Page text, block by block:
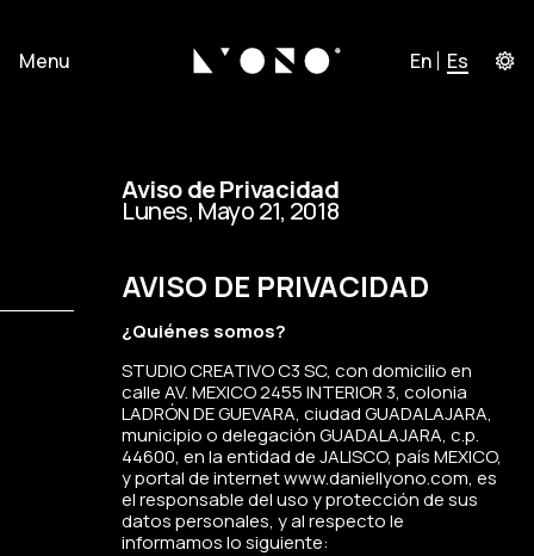
Menu En Es
Aviso de Privacidad
Lunes, Mayo 21, 2018
AVISO DE PRIVACIDAD
¿Quiénes somos?
STUDIO CREATIVO C3 SC, con domicilio en
calle AV. MEXICO 2455 INTERIOR 3, colonia
LADRÓN DE GUEVARA, ciudad GUADALAJARA,
municipio o delegación GUADALAJARA, c.p.
44600, en la entidad de JALISCO, país MEXICO,
y portal de internet www.daniellyono.com, es
el responsable del uso y protección de sus
datos personales, y al respecto le
informamos lo siguiente: